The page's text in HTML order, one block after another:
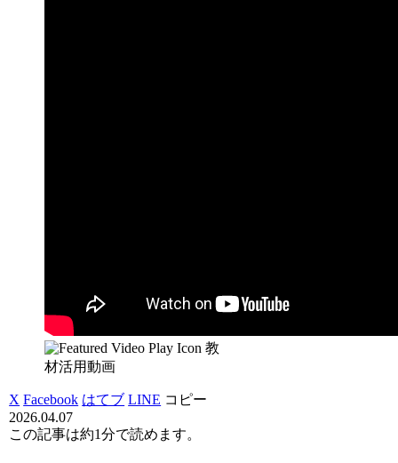
教
材活用動画
X Facebook はてブ LINE コピー
2026.04.07
この記事は約1分で読めます。